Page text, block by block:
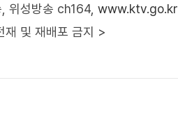
위성방송 ch164, www.ktv.go.kr
및 재배포 금지 >